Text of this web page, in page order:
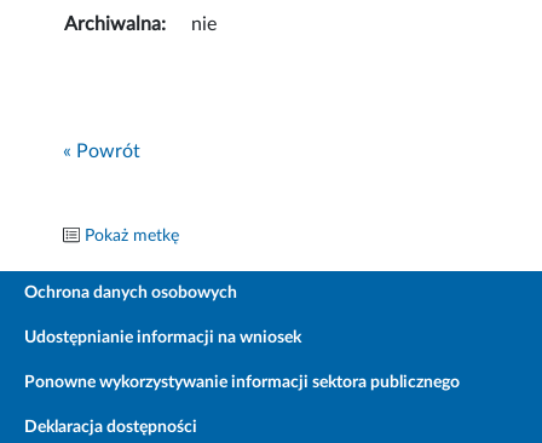
Archiwalna:
nie
« Powrót
Pokaż metkę
Ochrona danych osobowych
Udostępnianie informacji na wniosek
Ponowne wykorzystywanie informacji sektora publicznego
Deklaracja dostępności